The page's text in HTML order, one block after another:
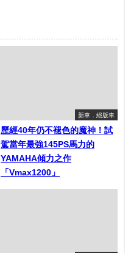
新車．絕版車
歷經40年仍不褪色的魔神！試
駕當年最強145PS馬力的
YAMAHA傾力之作
「Vmax1200」